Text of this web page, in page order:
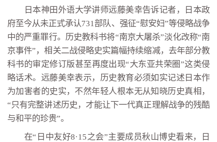
日本神田外语大学讲师远藤美幸告诉记者，日本政
府至今从未正式承认731部队、强征“慰安妇”等侵略战争
中的严重罪行。历史教科书将“南京大屠杀”淡化改称“南
京事件”，相关二战侵略史实篇幅持续缩减，去年部分教
科书的审定修订版甚至再度出现“大东亚共荣圈”这类侵
略话术。远藤美幸表示，历史教育必须如实记述日本作
为加害者的史实，不然年轻人根本无从知晓历史真相，
“只有完整讲述历史，才能让下一代真正理解战争的残酷
与和平的珍贵”。
在“日中友好8·15之会”主要成员秋山博史看来，日